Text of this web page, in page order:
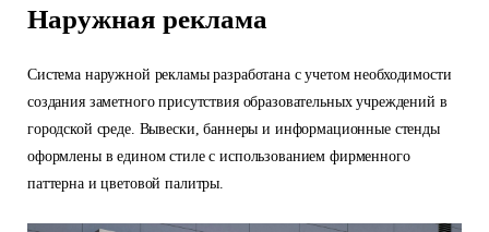
Наружная реклама
Система наружной рекламы разработана с учетом необходимости
создания заметного присутствия образовательных учреждений в
городской среде. Вывески, баннеры и информационные стенды
оформлены в едином стиле с использованием фирменного
паттерна и цветовой палитры.